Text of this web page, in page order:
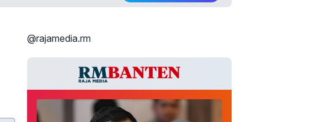
@rajamedia.rm